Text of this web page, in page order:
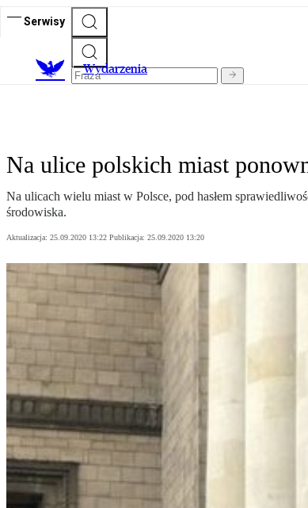
Serwisy
Wydarzenia
Na ulice polskich miast
Na ulicach wielu miast w Polsce, pod hasłem
środowiska.
Aktualizacja: 25.09.2020 13:22 Publikacja: 25.09.2020 13:20